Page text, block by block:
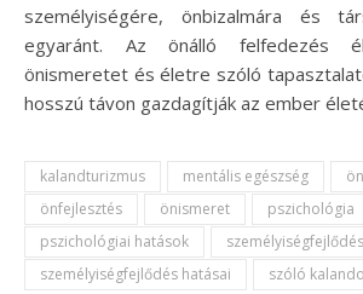
személyiségére, önbizalmára és
egyaránt. Az önálló felfedezés
önismeretet és életre szóló
hosszú távon gazdagítják az ember
kalandturizmus mentális egészség
önfejlesztés
önismeret
pszichológia
pszichológiai hatások
személyiségfejlődés
személyiségfejlődés hatásai
szóló